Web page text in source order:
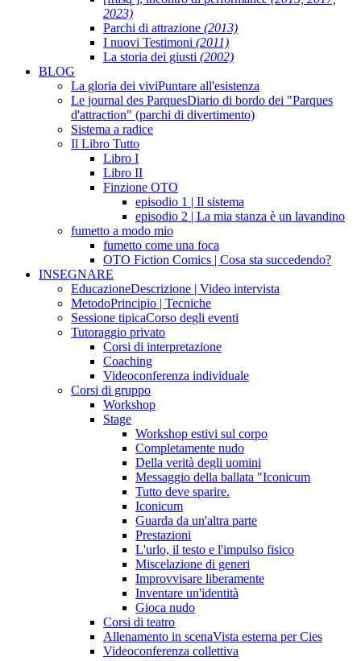
2023)
Parchi di attrazione (2013)
I nuovi Testimoni (2011)
La storia dei giusti (2002)
BLOG
La gloria dei viviPuntare all'esistenza
Le journal des ParquesDiario di bordo dei "Parques
d'attraction" (parchi di divertimento)
Sistema a radice
Il Libro Tutto
Libro I
Libro II
Finzione OTO
episodio 1 | Il sistema
episodio 2 | La mia stanza è un lavandino
fumetto a modo mio
fumetto come una foca
OTO Fiction Comics | Cosa sta succedendo?
INSEGNARE
EducazioneDescrizione | Video intervista
MetodoPrincipio | Tecniche
Sessione tipicaCorso degli eventi
Tutoraggio privato
Corsi di interpretazione
Coaching
Videoconferenza individuale
Corsi di gruppo
Workshop
Stage
Workshop estivi sul corpo
Completamente nudo
Della verità degli uomini
Messaggio della ballata "Iconicum
Tutto deve sparire.
Iconicum
Guarda da un'altra parte
Prestazioni
L'urlo, il testo e l'impulso fisico
Miscelazione di generi
Improvvisare liberamente
Inventare un'identità
Gioca nudo
Corsi di teatro
Allenamento in scenaVista esterna per Cies
Videoconferenza collettiva